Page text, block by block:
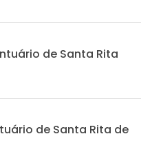
de Santa Rita
de Santa Rita de